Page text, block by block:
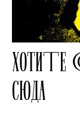
ХОТИТЕ
СЮДА